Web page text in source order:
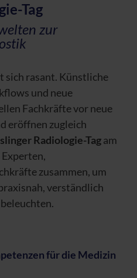
Tag
zur
sich rasant. Künstliche
und neue
Fachkräfte vor neue
eröffnen zugleich
Radiologie-Tagam
zusammen, um
verständlich
für die Medizin